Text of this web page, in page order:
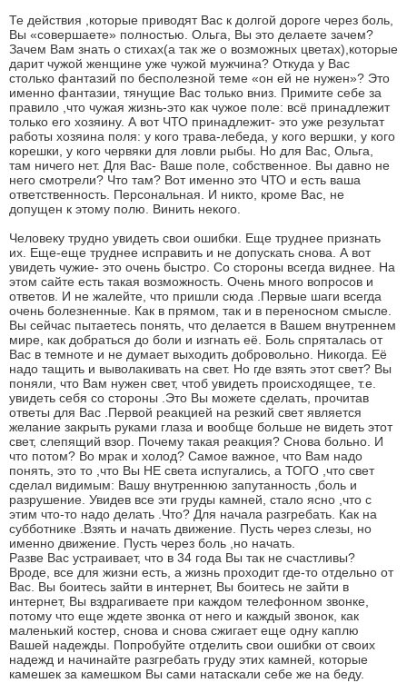
Те действия ,которые приводят Вас к долгой дороге через боль,
Вы «совершаете» полностью. Ольга, Вы это делаете зачем?
Зачем Вам знать о стихах(а так же о возможных цветах),которые
дарит чужой женщине уже чужой мужчина? Откуда у Вас
столько фантазий по бесполезной теме «он ей не нужен»? Это
именно фантазии, тянущие Вас только вниз. Примите себе за
правило ,что чужая жизнь-это как чужое поле: всё принадлежит
только его хозяину. А вот ЧТО принадлежит- это уже результат
работы хозяина поля: у кого трава-лебеда, у кого вершки, у кого
корешки, у кого червяки для ловли рыбы. Но для Вас, Ольга,
там ничего нет. Для Вас- Ваше поле, собственное. Вы давно не
него смотрели? Что там? Вот именно это ЧТО и есть ваша
ответственность. Персональная. И никто, кроме Вас, не
допущен к этому полю. Винить некого.
Человеку трудно увидеть свои ошибки. Еще труднее признать
их. Еще-еще труднее исправить и не допускать снова. А вот
увидеть чужие- это очень быстро. Со стороны всегда виднее. На
этом сайте есть такая возможность. Очень много вопросов и
ответов. И не жалейте, что пришли сюда .Первые шаги всегда
очень болезненные. Как в прямом, так и в переносном смысле.
Вы сейчас пытаетесь понять, что делается в Вашем внутреннем
мире, как добраться до боли и изгнать её. Боль спряталась от
Вас в темноте и не думает выходить добровольно. Никогда. Её
надо тащить и выволакивать на свет. Но где взять этот свет? Вы
поняли, что Вам нужен свет, чтоб увидеть происходящее, т.е.
увидеть себя со стороны .Это Вы можете сделать, прочитав
ответы для Вас .Первой реакцией на резкий свет является
желание закрыть руками глаза и вообще больше не видеть этот
свет, слепящий взор. Почему такая реакция? Снова больно. И
что потом? Во мрак и холод? Самое важное, что Вам надо
понять, это то ,что Вы НЕ света испугались, а ТОГО ,что свет
сделал видимым: Вашу внутреннюю запутанность ,боль и
разрушение. Увидев все эти груды камней, стало ясно ,что с
этим что-то надо делать .Что? Для начала разгребать. Как на
субботнике .Взять и начать движение. Пусть через слезы, но
именно движение. Пусть через боль ,но начать.
Разве Вас устраивает, что в 34 года Вы так не счастливы?
Вроде, все для жизни есть, а жизнь проходит где-то отдельно от
Вас. Вы боитесь зайти в интернет, Вы боитесь не зайти в
интернет, Вы вздрагиваете при каждом телефонном звонке,
потому что еще ждете звонка от него и каждый звонок, как
маленький костер, снова и снова сжигает еще одну каплю
Вашей надежды. Попробуйте отделить свои ошибки от своих
надежд и начинайте разгребать груду этих камней, которые
камешек за камешком Вы сами натаскали себе же на беду.